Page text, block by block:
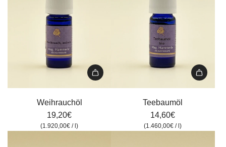
Weihrauchöl
Warenkorb
hinzufügen
Weihrauchöl
19,20€
(1.920,00€ / l)
Teebaumöl
Warenkorb
hinzufügen
Teebaumöl
14,60€
(1.460,00€ / l)